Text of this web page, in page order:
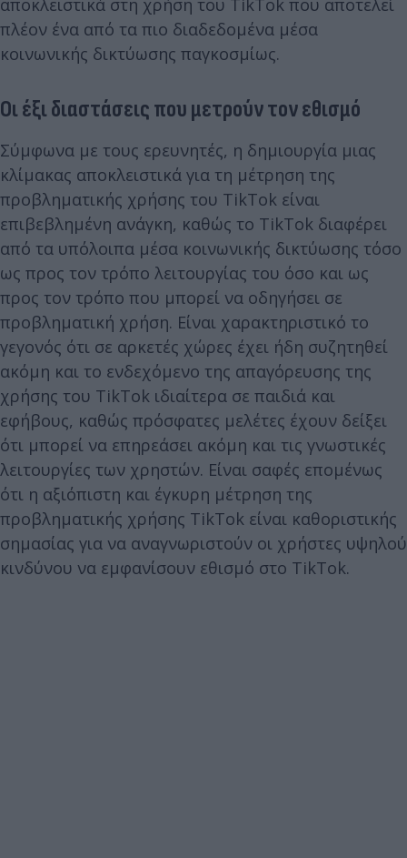
πλέον ένα από τα πιο διαδεδομένα μέσα
κοινωνικής δικτύωσης παγκοσμίως.
Οι έξι διαστάσεις που μετρούν τον εθισμό
Σύμφωνα με τους ερευνητές, η δημιουργία μιας
κλίμακας αποκλειστικά για τη μέτρηση της
προβληματικής χρήσης του TikTok είναι
επιβεβλημένη ανάγκη, καθώς το TikTok διαφέρει
από τα υπόλοιπα μέσα κοινωνικής δικτύωσης τόσο
ως προς τον τρόπο λειτουργίας του όσο και ως
προς τον τρόπο που μπορεί να οδηγήσει σε
προβληματική χρήση. Είναι χαρακτηριστικό το
γεγονός ότι σε αρκετές χώρες έχει ήδη συζητηθεί
ακόμη και το ενδεχόμενο της απαγόρευσης της
χρήσης του TikTok ιδιαίτερα σε παιδιά και
εφήβους, καθώς πρόσφατες μελέτες έχουν δείξει
ότι μπορεί να επηρεάσει ακόμη και τις γνωστικές
λειτουργίες των χρηστών. Είναι σαφές επομένως
ότι η αξιόπιστη και έγκυρη μέτρηση της
προβληματικής χρήσης TikTok είναι καθοριστικής
σημασίας για να αναγνωριστούν οι χρήστες υψηλού
κινδύνου να εμφανίσουν εθισμό στο TikTok.